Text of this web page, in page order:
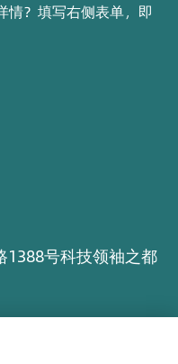
情？填写右侧表单，即
1388号科技领袖之都